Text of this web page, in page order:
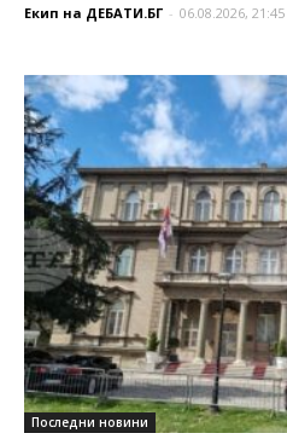
Екип на ДЕБАТИ.БГ - 06.08.2026, 21:45
Последни новини